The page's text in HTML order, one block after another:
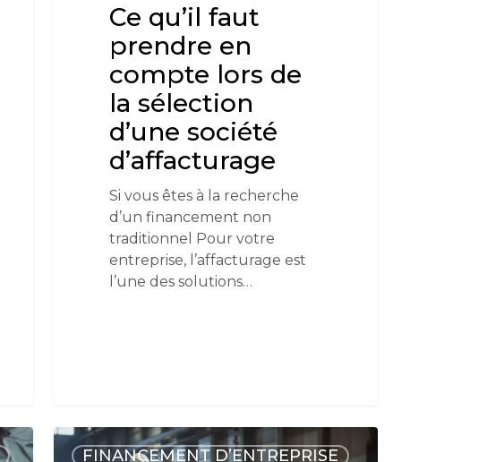
Ce qu’il faut
prendre en
compte lors de
la sélection
d’une société
d’affacturage
Si vous êtes à la recherche
d’un financement non
traditionnel Pour votre
entreprise, l’affacturage est
l’une des solutions…
FINANCEMENT D’ENTREPRISE